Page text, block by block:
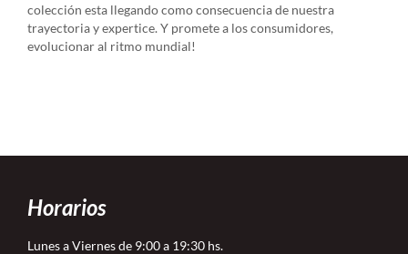
colección esta llegando como consecuencia de nuestra
trayectoria y expertice. Y promete a los consumidores,
evolucionar al ritmo mundial!
Horarios
Lunes a Viernes de 9:00 a 19:30 hs.